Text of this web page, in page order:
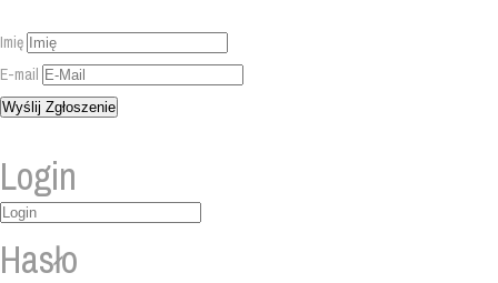
Imię
E-mail
Login
Hasło